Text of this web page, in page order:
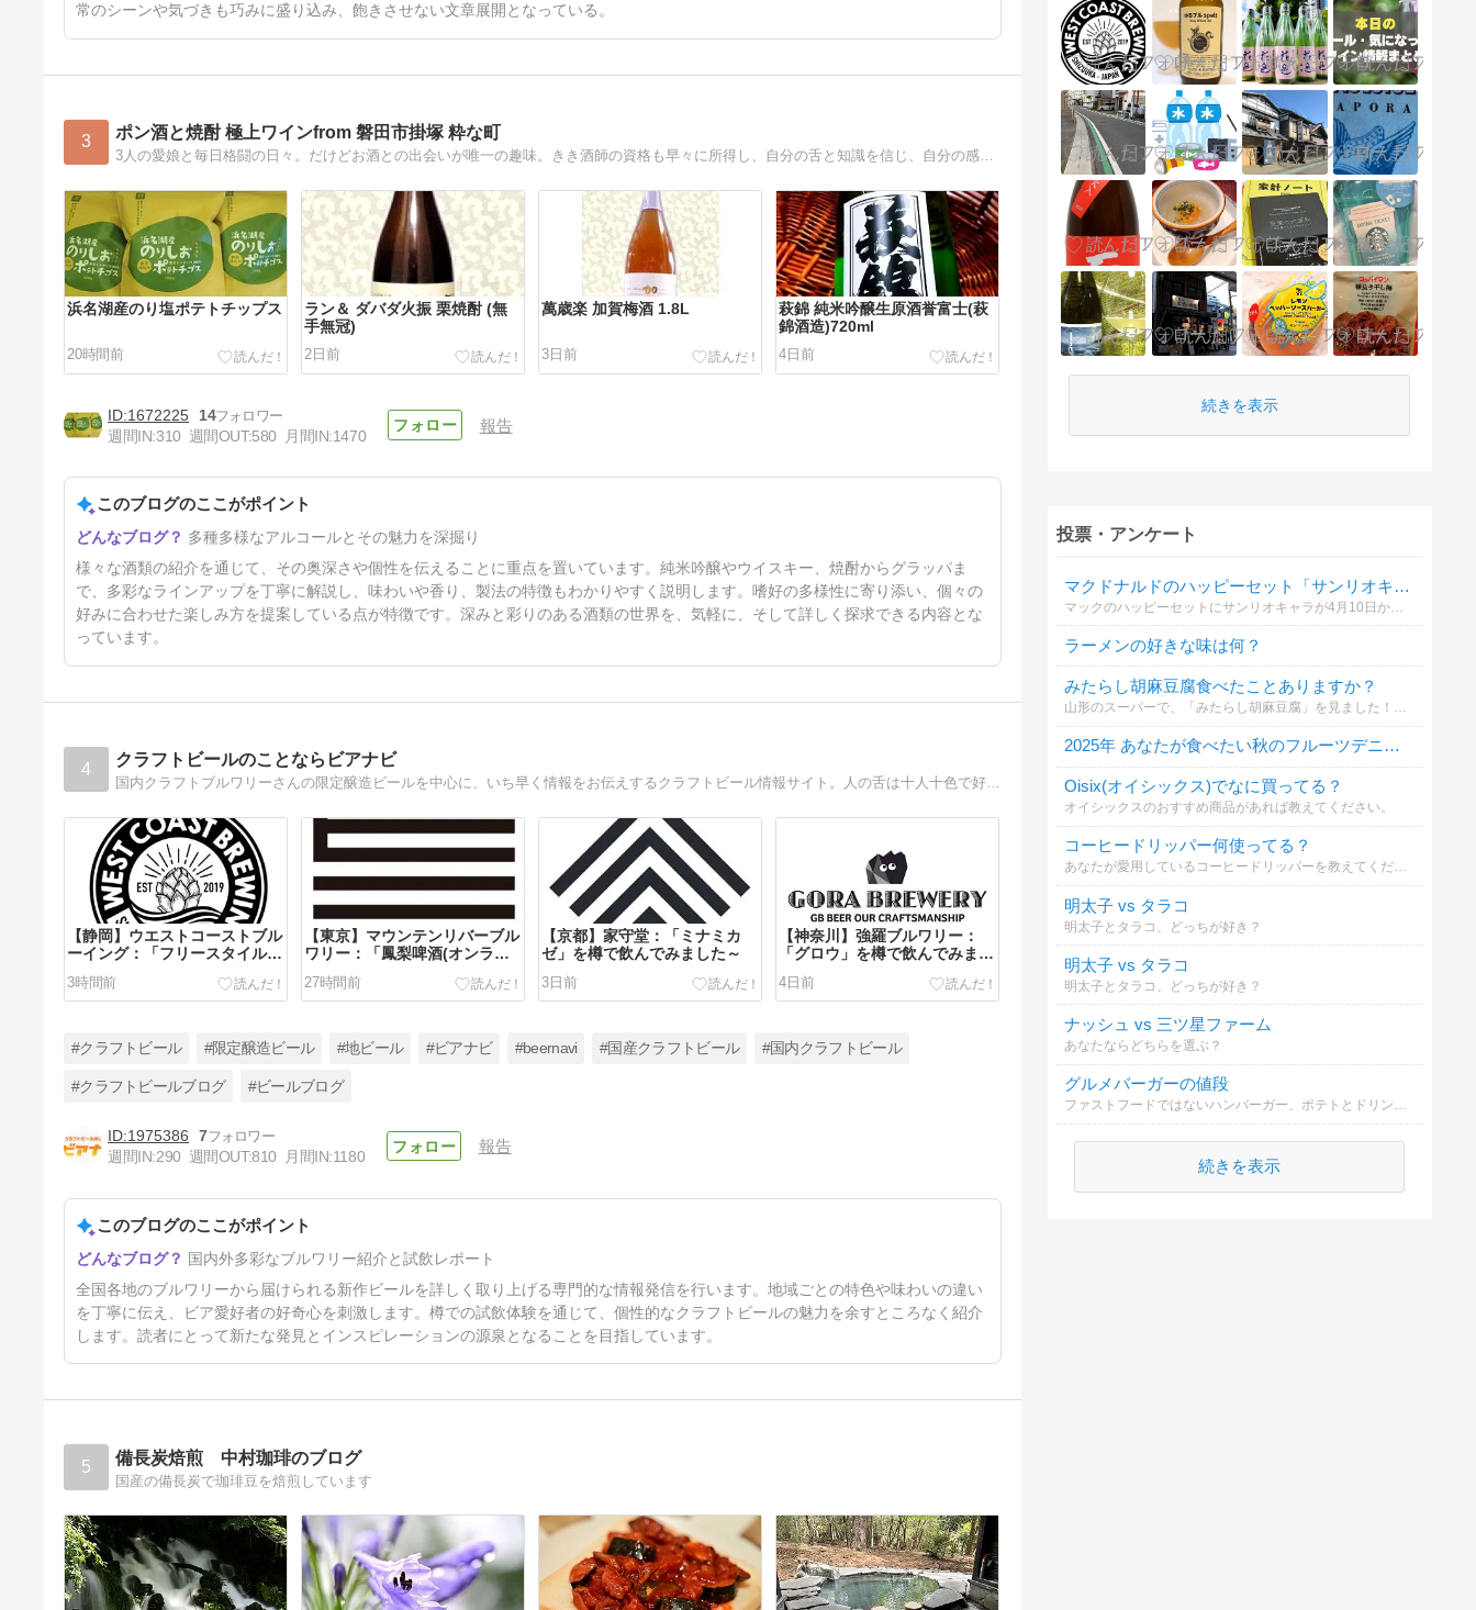
常のシーンや気づきも巧みに盛り込み、飽きさせない文章展開となっている。
3 ポン酒と焼酎 極上ワインfrom 磐田市掛塚 粋な町
浜名湖産のり塩ポテトチップス
20時間前
ラン＆ ダバダ火振 栗焼酎 (無
手無冠)
2日前
萬歳楽 加賀梅酒 1.8L
3日前
萩錦 純米吟醸生原酒誉富士(萩
錦酒造)720ml
4日前
ラン＆志太泉純米酒1.8L㈱志太
泉酒造
5日前
1672225
14
週間IN:310 週間OUT:580 月間IN:1470
報告
このブログのここがポイント
多種多様なアルコールとその魅力を深掘り
様々な酒類の紹介を通じて、その奥深さや個性を伝えることに重点を置いています。純米吟醸やウイスキー、焼酎からグラッパま
で、多彩なラインアップを丁寧に解説し、味わいや香り、製法の特徴もわかりやすく説明します。嗜好の多様性に寄り添い、個々の
好みに合わせた楽しみ方を提案している点が特徴です。深みと彩りのある酒類の世界を、気軽に、そして詳しく探求できる内容とな
っています。
4 クラフトビールのことならビアナビ
国内クラフトブルワリーさんの限定醸造ビールを中心に、いち早く情報をお伝えするクラフトビール情報サイト。人の舌は十人十色で好みは人それぞれ。毎日更新していますので宜しければ参考にして下さい！そしてフォローを宜しくお願いします(^^)
【静岡】ウエストコーストブル
ーイング：「フリースタイルサ
んでみました～
3時間前
【東京】マウンテンリバーブル
ワリー：「鳳梨啤酒(オンライ
ました～
27時間前
【京都】家守堂：「ミナミカ
ゼ」を樽で飲んでみました～
3日前
【神奈川】強羅ブルワリー：
「グロウ」を樽で飲んでみまし
4日前
【北海道】鬼伝説：「金鬼ペー
ルエール ストラータver.」を樽
#クラフトビール #限定醸造ビール #地ビール #ビアナビ #beernavi #国産クラフトビール #国内クラフトビール
#クラフトビールブログ #ビールブログ
1975386
7
週間IN:290 週間OUT:810 月間IN:1180
報告
このブログのここがポイント
国内外多彩なブルワリー紹介と試飲レポート
全国各地のブルワリーから届けられる新作ビールを詳しく取り上げる専門的な情報発信を行います。地域ごとの特色や味わいの違い
を丁寧に伝え、ビア愛好者の好奇心を刺激します。樽での試飲体験を通じて、個性的なクラフトビールの魅力を余すところなく紹介
します。読者にとって新たな発見とインスピレーションの源泉となることを目指しています。
5 備長炭焙煎 中村珈琲のブログ
国産の備長炭で珈琲豆を焙煎しています
続きを表示
投票・アンケート
マクドナルドのハッピーセット「サンリオキャラクターズ」どれが欲しい？
ラーメンの好きな味は何？
みたらし胡麻豆腐食べたことありますか？
山形のスーパーで、「みたらし胡麻豆腐」を見ました！地元のスーパーで見かけたことがなく、すごく気になりました。
2025年 あなたが食べたい秋のフルーツデニッシュは？
Oisix(オイシックス)でなに買ってる？
オイシックスのおすすめ商品があれば教えてください。
コーヒードリッパー何使ってる？
あなたが愛用しているコーヒードリッパーを教えてください（複数選択可）。材質や形状など、あなたのこだわりポイントをコメント欄から教えてもらえると嬉しいです！
明太子 vs タラコ
明太子とタラコ、どっちが好き？
明太子 vs タラコ
明太子とタラコ、どっちが好き？
ナッシュ vs 三ツ星ファーム
あなたならどちらを選ぶ？
グルメバーガーの値段
ファストフードではないハンバーガー、ポテトとドリンクのセットに出せる金額はいくらまで？
続きを表示